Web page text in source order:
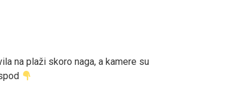
na plaži skoro naga, a kamere su